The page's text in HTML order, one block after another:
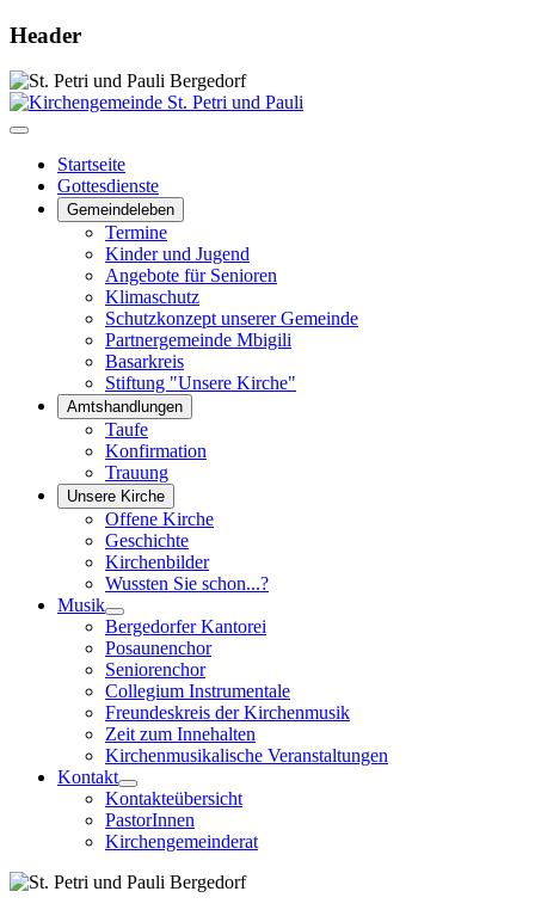
Header
Startseite
Gottesdienste
Gemeindeleben
Termine
Kinder und Jugend
Angebote für Senioren
Klimaschutz
Schutzkonzept unserer Gemeinde
Partnergemeinde Mbigili
Basarkreis
Stiftung "Unsere Kirche"
Amtshandlungen
Taufe
Konfirmation
Trauung
Unsere Kirche
Offene Kirche
Geschichte
Kirchenbilder
Wussten Sie schon...?
Musik
Bergedorfer Kantorei
Posaunenchor
Seniorenchor
Collegium Instrumentale
Freundeskreis der Kirchenmusik
Zeit zum Innehalten
Kirchenmusikalische Veranstaltungen
Kontakt
Kontakteübersicht
PastorInnen
Kirchengemeinderat